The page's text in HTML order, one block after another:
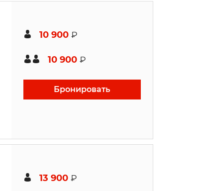
10 900 ₽
10 900 ₽
Бронировать
13 900 ₽